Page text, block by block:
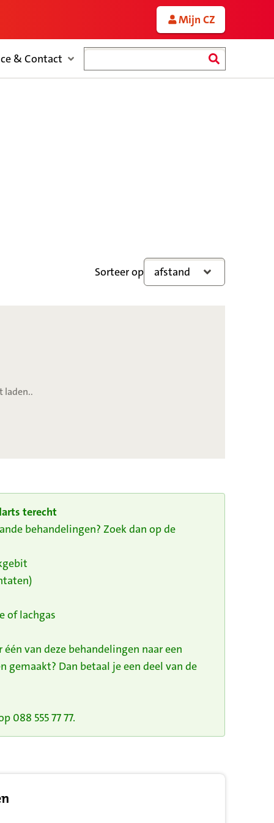
Mijn CZ
& Contact
laden..
Sorteer op afstand
terecht
behandelingen? Zoek dan op de
of lachgas
van deze behandelingen naar een
Dan betaal je een deel van de
088 555 77 77.